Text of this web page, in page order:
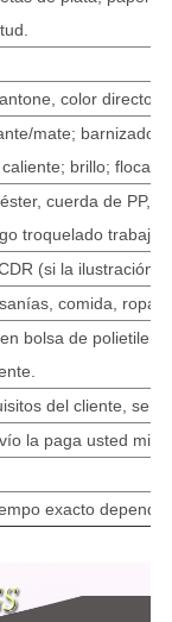
color directo
mate; barnizado
brillo;
cuerda de PP,
troquelado
(si la ilustración
comida, ropa,
bolsa de
del cliente, se
la paga usted
exacto